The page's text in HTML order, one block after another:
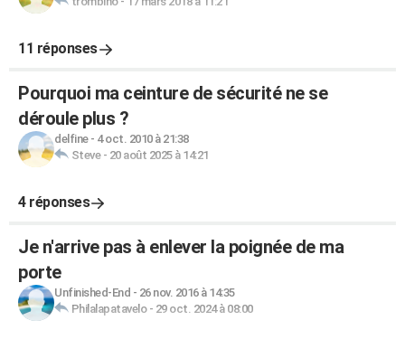
11 réponses
Pourquoi ma ceinture de sécurité ne se
déroule plus ?
delfine- 4 oct. 2010 à 21:38
Steve- 20 août 2025 à 14:21
4 réponses
Je n'arrive pas à enlever la poignée de ma
porte
Unfinished-End - 26 nov. 2016 à 14:35
Philalapatavelo- 29 oct. 2024 à 08:00